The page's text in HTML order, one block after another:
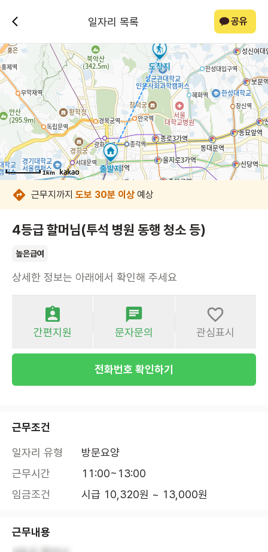
일자리 목록 공유
1km
1km
1km
1km
1km
1km
1km
1km
근무지까지 도보 30분 이상 예상
4등급 할머님(투석 병원 동행 청소 등)
높은급여
상세한 정보는 아래에서 확인해 주세요
간편지원 문자문의 관심표시
전화번호 확인하기
근무조건
일자리 유형
방문요양
근무시간
11:00~13:00
임금조건
시급 10,320원 ~ 13,000원
근무내용